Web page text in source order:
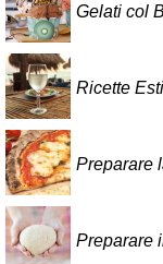
Gelati col
Ricette
Preparare
Preparare